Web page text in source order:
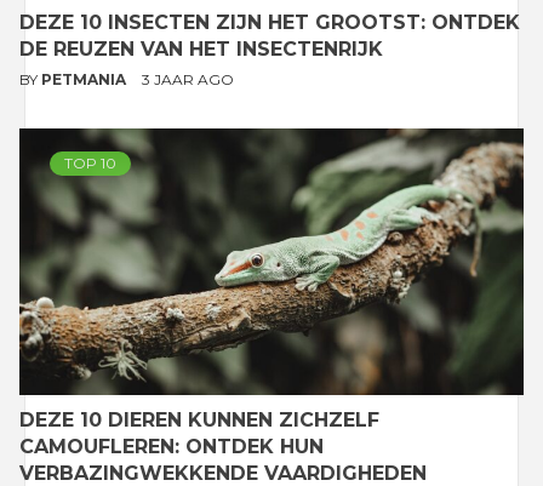
DEZE 10 INSECTEN ZIJN HET GROOTST: ONTDEK
DE REUZEN VAN HET INSECTENRIJK
BY PETMANIA 3 JAAR AGO
TOP 10
DEZE 10 DIEREN KUNNEN ZICHZELF
CAMOUFLEREN: ONTDEK HUN
VERBAZINGWEKKENDE VAARDIGHEDEN